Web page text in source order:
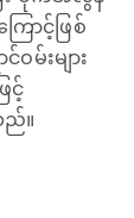
ောင့်ဖြစ်
မ်းများ
င့်
ည်။